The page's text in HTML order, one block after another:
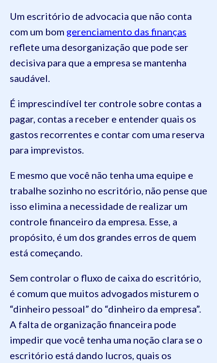
Um escritório de advocacia que não conta
com um bom gerenciamento das finanças
reflete uma desorganização que pode ser
decisiva para que a empresa se mantenha
saudável.
É imprescindível ter controle sobre contas a
pagar, contas a receber e entender quais os
gastos recorrentes e contar com uma reserva
para imprevistos.
E mesmo que você não tenha uma equipe e
trabalhe sozinho no escritório, não pense que
isso elimina a necessidade de realizar um
controle financeiro da empresa. Esse, a
propósito, é um dos grandes erros de quem
está começando.
Sem controlar o fluxo de caixa do escritório,
é comum que muitos advogados misturem o
“dinheiro pessoal” do “dinheiro da empresa”.
A falta de organização financeira pode
impedir que você tenha uma noção clara se o
escritório está dando lucros, quais os